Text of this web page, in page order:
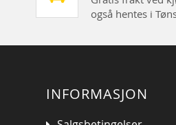
også hentes i
INFORMASJON